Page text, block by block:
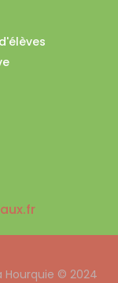
Hourquie © 2024